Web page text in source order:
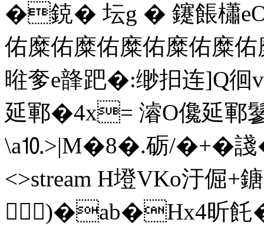
�鋴� 坛g � 鑳餦櫹
佑糜佑糜佑糜佑糜佑糜
暀奓e韸跁�:缈抇连]Q徊
延鄆�4x= 濬O儳延鄆
\a⒑>|M�8�.砺/�+�諓
<>stream H墱VKo汙倔
)�ab�Hx4昕飥�